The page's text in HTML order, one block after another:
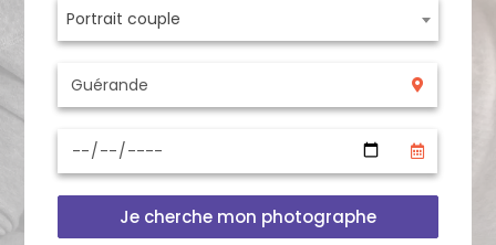
Portrait couple
Je cherche mon photographe